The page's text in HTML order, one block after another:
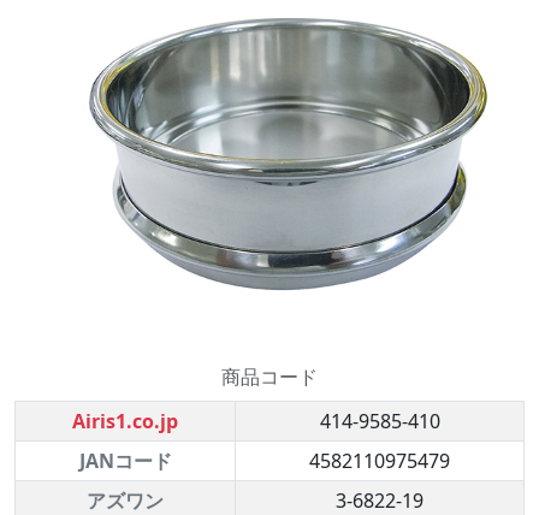
商品コード
Airis1.co.jp
414-9585-410
JANコード
4582110975479
アズワン
3-6822-19